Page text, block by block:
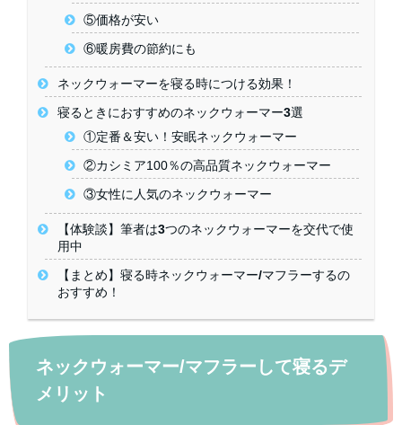
⑤価格が安い
⑥暖房費の節約にも
ネックウォーマーを寝る時につける効果！
寝るときにおすすめのネックウォーマー3選
①定番＆安い！安眠ネックウォーマー
②カシミア100％の高品質ネックウォーマー
③女性に人気のネックウォーマー
【体験談】筆者は3つのネックウォーマーを交代で使
用中
【まとめ】寝る時ネックウォーマー/マフラーするの
おすすめ！
ネックウォーマー/マフラーして寝るデ
メリット